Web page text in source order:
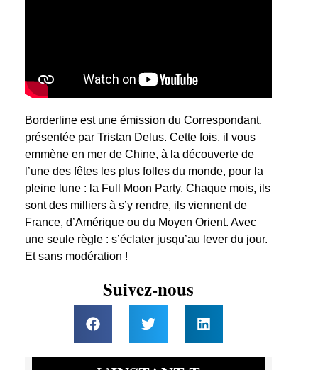
Borderline est une émission du Correspondant,
présentée par Tristan Delus. Cette fois, il vous
emmène en mer de Chine, à la découverte de
l’une des fêtes les plus folles du monde, pour la
pleine lune : la Full Moon Party. Chaque mois, ils
sont des milliers à s’y rendre, ils viennent de
France, d’Amérique ou du Moyen Orient. Avec
une seule règle : s’éclater jusqu’au lever du jour.
Et sans modération !
Suivez-nous